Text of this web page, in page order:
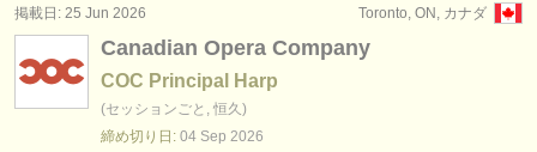
ログイン
Toronto, ON, カナダ
掲載日: 25 Jun 2026
Canadian Opera Company
COC Principal Harp
(セッションごと, 恒久)
締め切り日: 04 Sep 2026